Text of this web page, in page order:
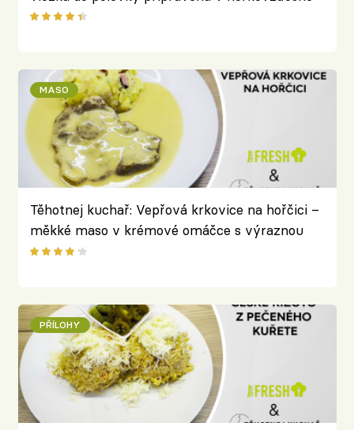
fritéze
MASO
Těhotnej kuchař: Vepřová krkovice na hořčici –
měkké maso v krémové omáčce s výraznou
chutí potěší celou rodinu
PŘÍLOHY